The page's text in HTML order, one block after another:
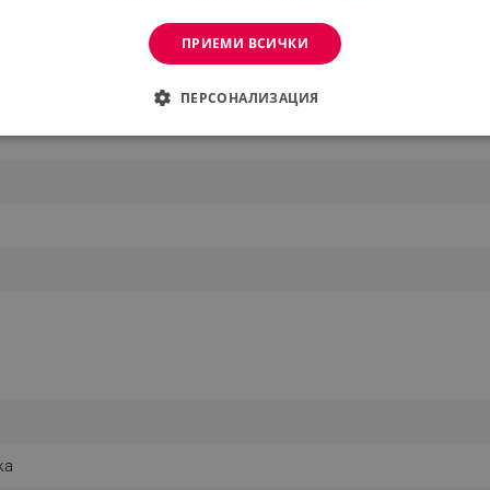
ПРИЕМИ ВСИЧКИ
ПЕРСОНАЛИЗАЦИЯ
ЕФЕКТИВНОСТ ТАРГЕТИРАНЕ
позволяват основната функционалност на уебсайта, като потребителско
да се използва правилно без строго необходими бисквитки.